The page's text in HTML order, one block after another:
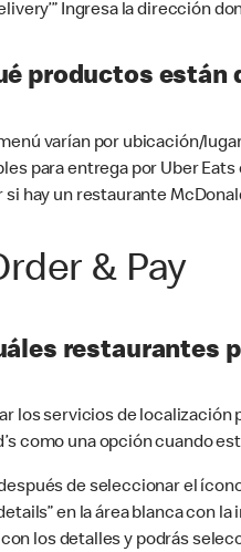
Ingresa la dirección
productos
varían por ubicación/
para entrega por Uber Eats
si hay un restaurante
& Pay
restaurantes
los servicios de
como una opción cuando
de seleccionar el
en la área blanca con
los detalles y podrás